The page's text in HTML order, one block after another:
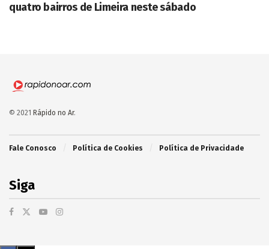
quatro bairros de Limeira neste sábado
© 2021 Rápido no Ar.
Fale Conosco Política de Cookies Política de Privacidade
Siga